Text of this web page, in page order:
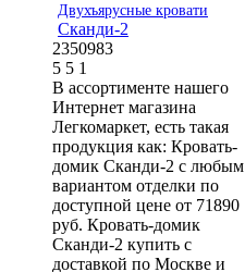
Двухъярусные кровати
Сканди-2
2350983
5 5 1
В ассортименте нашего
Интернет магазина
Легкомаркет, есть такая
продукция как: Кровать-
домик Сканди-2 с любым
вариантом отделки по
доступной цене от 71890
руб. Кровать-домик
Сканди-2 купить с
доставкой по Москве и